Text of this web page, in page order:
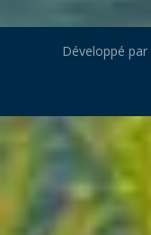
Développé par